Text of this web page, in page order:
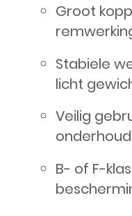
Groot
Stabiele
licht
Veilig
onderhoud
B- of F-